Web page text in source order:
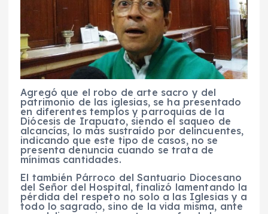
Agregó que el robo de arte sacro y del
patrimonio de las iglesias, se ha presentado
en diferentes templos y parroquias de la
Diócesis de Irapuato, siendo el saqueo de
alcancías, lo más sustraído por delincuentes,
indicando que este tipo de casos, no se
presenta denuncia cuando se trata de
mínimas cantidades.
El también Párroco del Santuario Diocesano
del Señor del Hospital, finalizó lamentando la
pérdida del respeto no solo a las Iglesias y a
todo lo sagrado, sino de la vida misma, ante